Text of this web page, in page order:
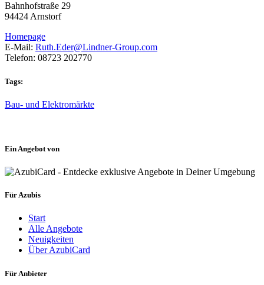
Bahnhofstraße 29
94424 Arnstorf
Homepage
E-Mail: Ruth.Eder@Lindner-Group.com
Telefon: 08723 202770
Tags:
Bau- und Elektromärkte
Ein Angebot von
Für Azubis
Start
Alle Angebote
Neuigkeiten
Über AzubiCard
Für Anbieter